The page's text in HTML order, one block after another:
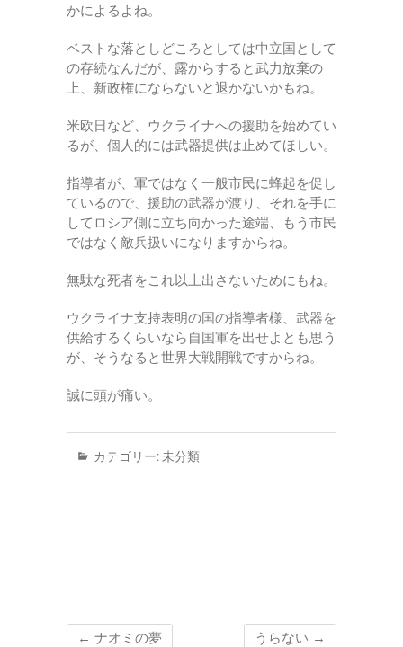
かによるよね。
ベストな落としどころとしては中立国として
の存続なんだが、露からすると武力放棄の
上、新政権にならないと退かないかもね。
米欧日など、ウクライナへの援助を始めてい
るが、個人的には武器提供は止めてほしい。
指導者が、軍ではなく一般市民に蜂起を促し
ているので、援助の武器が渡り、それを手に
してロシア側に立ち向かった途端、もう市民
ではなく敵兵扱いになりますからね。
無駄な死者をこれ以上出さないためにもね。
ウクライナ支持表明の国の指導者様、武器を
供給するくらいなら自国軍を出せよとも思う
が、そうなると世界大戦開戦ですからね。
誠に頭が痛い。
カテゴリー: 未分類
← ナオミの夢 うらない →